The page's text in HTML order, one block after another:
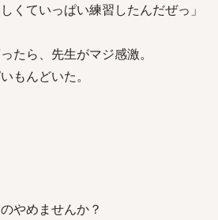
くていっぱい練習したんだぜっ」
たら、先生がマジ感激。
もんどいた。
やめませんか？